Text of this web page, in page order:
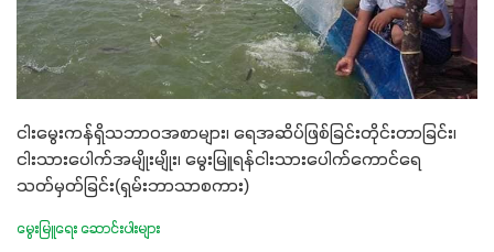
ငါးမွေးကန်ရှိသဘာဝအစာများ၊ ရေအဆိပ်ဖြစ်ခြင်းတိုင်းတာခြင်း၊
ငါးသား‌ပေါက်အမျိုးမျိုး၊ မွေးမြူရန်ငါးသားပေါက်ကောင်ရေ
သတ်မှတ်ခြင်း(ရှမ်းဘာသာစကား)
မွေးမြူရေး ဆောင်းပါးများ